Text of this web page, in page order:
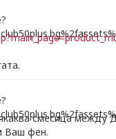
смесица
Ваш фен.